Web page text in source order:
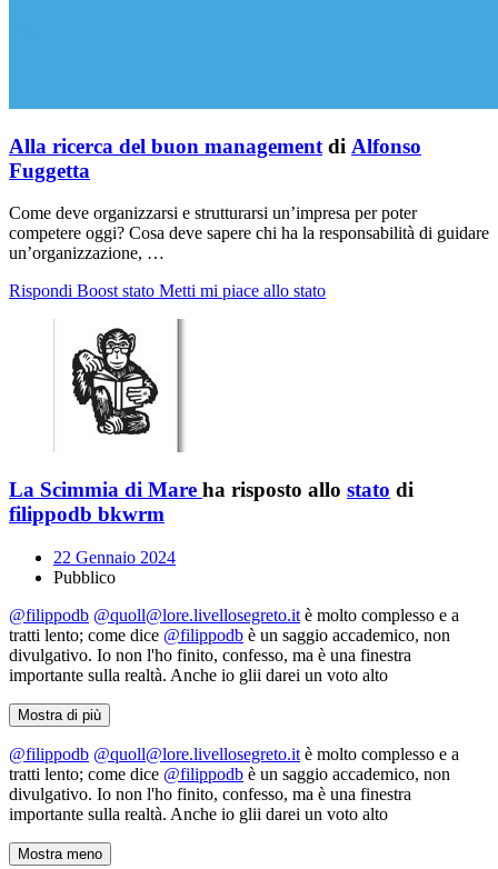
Alla ricerca del buon management di Alfonso
Fuggetta
Come deve organizzarsi e strutturarsi un’impresa per poter
competere oggi? Cosa deve sapere chi ha la responsabilità di guidare
un’organizzazione, …
Rispondi Boost stato Metti mi piace allo stato
La Scimmia di Mare ha risposto allo stato di
filippodb bkwrm
22 Gennaio 2024
Pubblico
@filippodb @quoll@lore.livellosegreto.it è molto complesso e a
tratti lento; come dice @filippodb è un saggio accademico, non
divulgativo. Io non l'ho finito, confesso, ma è una finestra
importante sulla realtà. Anche io glii darei un voto alto
Mostra di più
@filippodb @quoll@lore.livellosegreto.it è molto complesso e a
tratti lento; come dice @filippodb è un saggio accademico, non
divulgativo. Io non l'ho finito, confesso, ma è una finestra
importante sulla realtà. Anche io glii darei un voto alto
Mostra meno